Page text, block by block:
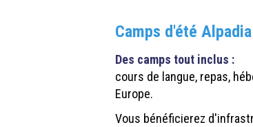
Camps d'été Alpadia
Des camps tout inclus :
cours de langue, repas,
Europe.
Vous bénéficierez